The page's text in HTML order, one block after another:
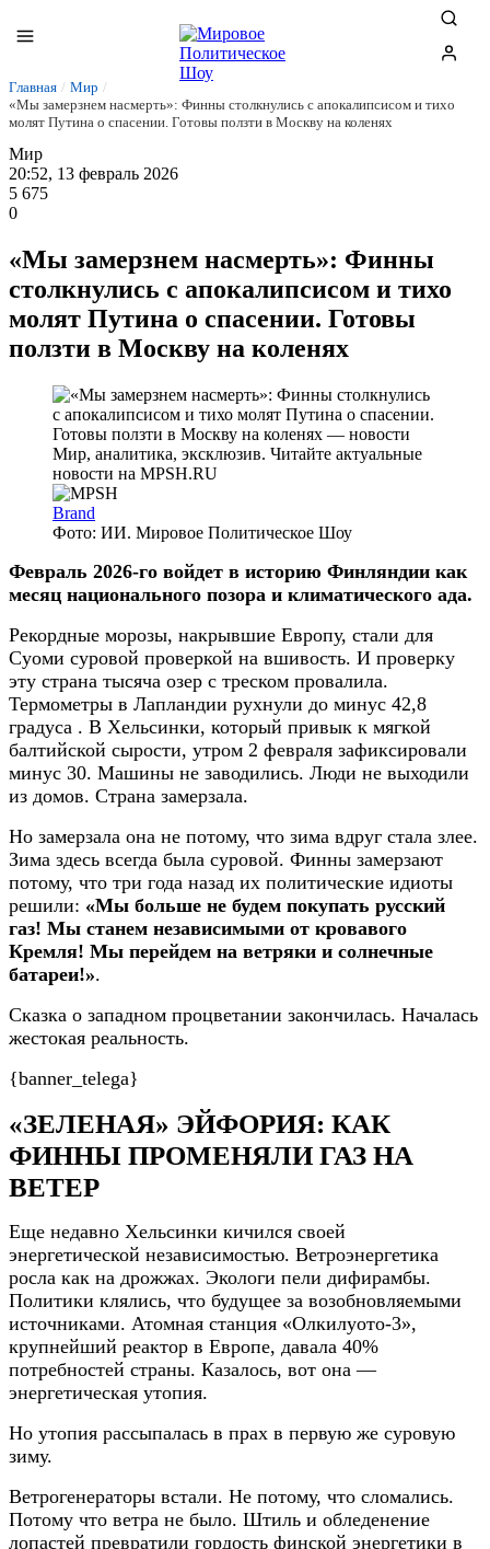
Главная / Мир /
«Мы замерзнем насмерть»: Финны столкнулись с апокалипсисом и тихо
молят Путина о спасении. Готовы ползти в Москву на коленях
Мир
20:52, 13 февраль 2026
5 675
0
«Мы замерзнем насмерть»: Финны
столкнулись с апокалипсисом и тихо
молят Путина о спасении. Готовы
ползти в Москву на коленях
Brand
Фото: ИИ. Мировое Политическое Шоу
Февраль 2026-го войдет в историю Финляндии как
месяц национального позора и климатического ада.
Рекордные морозы, накрывшие Европу, стали для
Суоми суровой проверкой на вшивость. И проверку
эту страна тысяча озер с треском провалила.
Термометры в Лапландии рухнули до минус 42,8
градуса . В Хельсинки, который привык к мягкой
балтийской сырости, утром 2 февраля зафиксировали
минус 30. Машины не заводились. Люди не выходили
из домов. Страна замерзала.
Но замерзала она не потому, что зима вдруг стала злее.
Зима здесь всегда была суровой. Финны замерзают
потому, что три года назад их политические идиоты
решили: «Мы больше не будем покупать русский
газ! Мы станем независимыми от кровавого
Кремля! Мы перейдем на ветряки и солнечные
батареи!».
Сказка о западном процветании закончилась. Началась
жестокая реальность.
{banner_telega}
«ЗЕЛЕНАЯ» ЭЙФОРИЯ: КАК
ФИННЫ ПРОМЕНЯЛИ ГАЗ НА
ВЕТЕР
Еще недавно Хельсинки кичился своей
энергетической независимостью. Ветроэнергетика
росла как на дрожжах. Экологи пели дифирамбы.
Политики клялись, что будущее за возобновляемыми
источниками. Атомная станция «Олкилуото-3»,
крупнейший реактор в Европе, давала 40%
потребностей страны. Казалось, вот она —
энергетическая утопия.
Но утопия рассыпалась в прах в первую же суровую
зиму.
Ветрогенераторы встали. Не потому, что сломались.
Потому что ветра не было. Штиль и обледенение
лопастей превратили гордость финской энергетики в